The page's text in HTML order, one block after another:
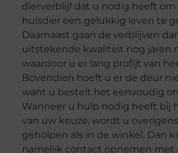
dierverblijf dat u nodig heeft
huisdier een gelukkig leven te
Daarnaast gaan de verblijven
uitstekende kwaliteit nog jaren
waardoor u er lang profijt van
Bovendien hoeft u er de deur
want u bestelt het eenvoudig
Wanneer u hulp nodig heeft bij
van uw keuze, wordt u
geholpen als in de winkel. Dan
namelijk contact opnemen met